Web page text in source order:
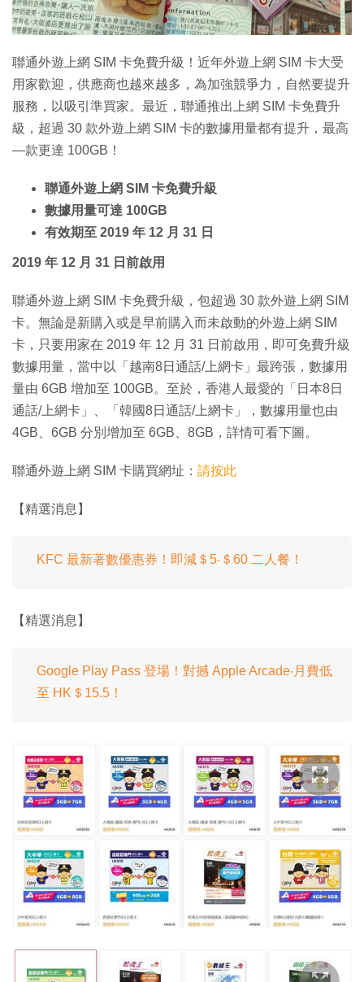
聯通外遊上網 SIM 卡免費升級！近年外遊上網 SIM 卡大受
用家歡迎，供應商也越來越多，為加強競爭力，自然要提升
服務，以吸引準買家。最近，聯通推出上網 SIM 卡免費升
級，超過 30 款外遊上網 SIM 卡的數據用量都有提升，最高
—款更達 100GB！
聯通外遊上網 SIM 卡免費升級
數據用量可達 100GB
有效期至 2019 年 12 月 31 日
2019 年 12 月 31 日前啟用
聯通外遊上網 SIM 卡免費升級，包超過 30 款外遊上網 SIM
卡。無論是新購入或是早前購入而未啟動的外遊上網 SIM
卡，只要用家在 2019 年 12 月 31 日前啟用，即可免費升級
數據用量，當中以「越南8日通話/上網卡」最跨張，數據用
量由 6GB 增加至 100GB。至於，香港人最愛的「日本8日
通話/上網卡」、「韓國8日通話/上網卡」，數據用量也由
4GB、6GB 分別增加至 6GB、8GB，詳情可看下圖。
聯通外遊上網 SIM 卡購買網址： 請按此
【精選消息】
KFC 最新著數優惠券！即減＄5‧＄60 二人餐！
【精選消息】
Google Play Pass 登場！對撼 Apple Arcade‧月費低
至 HK＄15.5！